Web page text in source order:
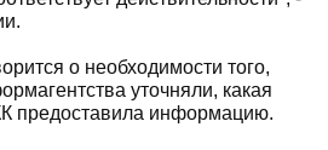
о необходимости того,
уточняли, какая
предоставила информацию.